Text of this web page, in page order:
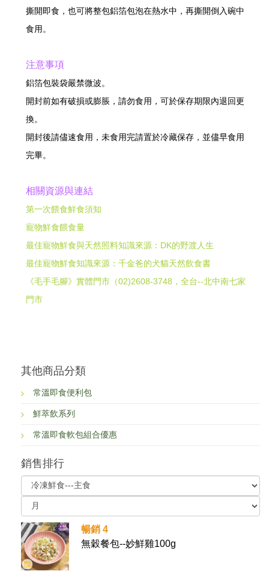
撕開即食，也可將整包鋁箔包泡在熱水中，再撕開倒入碗中
食用。
注意事項
鋁箔包裝袋嚴禁微波。
開封前如有破損或膨脹，請勿食用，可於保存期限內退回更
換。
開封後請儘速食用，未食用完請置於冷藏保存，並儘早食用
完畢。
相關資源與連結
第一次餵食鮮食須知
寵物鮮食餵食量
最佳寵物鮮食與天然照料知識來源：DK的野渡人生
最佳寵物鮮食知識來源：千金爸的犬貓天然飲食書
《毛手毛腳》實體門市（02)2608-3748，全台--北中南七家
門市
其他商品分類
常溫即食便利包
鮮萃飲系列
常溫即食軟包組合優惠
銷售排行
暢銷 4
無穀餐包--妙鮮雞100g